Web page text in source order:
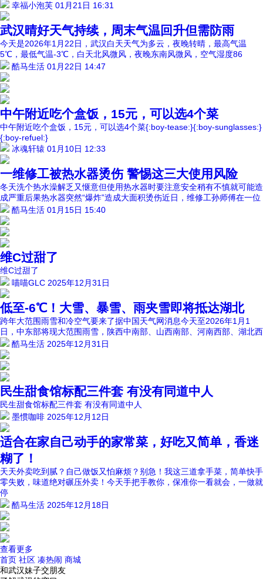
幸福小泡芙 01月21日 16:31
武汉晴好天气持续，周末气温回升但需防雨
今天是2026年1月22日，武汉白天天气为多云，夜晚转晴，最高气温
5℃，最低气温-3℃，白天北风微风，夜晚东南风微风，空气湿度86
酷马生活 01月22日 14:47
中午附近吃个盒饭，15元，可以选4个菜
中午附近吃个盒饭，15元，可以选4个菜{:boy-tease:}{:boy-sunglasses:}
{:boy-refuel:}
冰魂轩辕 01月10日 12:33
一维修工被热水器烫伤 警惕这三大使用风险
冬天洗个热水澡解乏又惬意但使用热水器时要注意安全稍有不慎就可能造
成严重后果热水器突然“爆炸”造成大面积烫伤近日，维修工孙师傅在一位
酷马生活 01月15日 15:40
维C过甜了
维C过甜了
喵喵GLC 2025年12月31日
低至-6℃！大雪、暴雪、雨夹雪即将抵达湖北
跨年大范围雨雪和冷空气要来了据中国天气网消息今天至2026年1月1
日，中东部将现大范围雨雪，陕西中南部、山西南部、河南西部、湖北西
酷马生活 2025年12月31日
民生甜食馆标配三件套 有没有同道中人
民生甜食馆标配三件套 有没有同道中人
墨惯咖啡 2025年12月12日
适合在家自己动手的家常菜，好吃又简单，香迷
糊了！
天天外卖吃到腻？自己做饭又怕麻烦？别急！我这三道拿手菜，简单快手
零失败，味道绝对碾压外卖！今天手把手教你，保准你一看就会，一做就
停
酷马生活 2025年12月18日
查看更多
首页 社区 凑热闹 商城
和武汉妹子交朋友